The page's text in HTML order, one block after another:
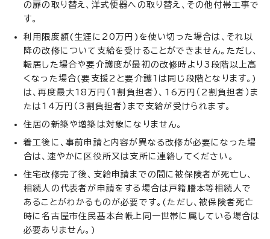
の扉の取り替え、洋式便器への取り替え、その他付帯工事で
す。
利用限度額(生涯に20万円)を使い切った場合は、それ以
降の改修について支給を受けることができません。ただし、
転居した場合や要介護度が最初の改修時より3段階以上高
くなった場合(要支援2と要介護1は同じ段階となります。)
は、再度最大18万円（1割負担者）、16万円（2割負担者）ま
たは14万円（3割負担者）まで支給が受けられます。
住居の新築や増築は対象になりません。
着工後に、事前申請と内容が異なる改修が必要になった場
合は、速やかに区役所又は支所に連絡してください。
住宅改修完了後、支給申請までの間に被保険者が死亡し、
相続人の代表者が申請をする場合は戸籍謄本等相続人で
あることがわかるものが必要です。(ただし、被保険者死亡
時に名古屋市住民基本台帳上同一世帯に属している場合は
必要ありません。)